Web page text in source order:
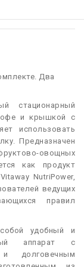
Два
стационарный
и крышкой с
использовать
Предназначен
овощных
как продукт
NutriPower,
ведущих
правил
удобный и
аппарат с
долговечным